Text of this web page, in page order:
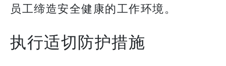
员工缔造安全健康的工作环境。
执行适切防护措施